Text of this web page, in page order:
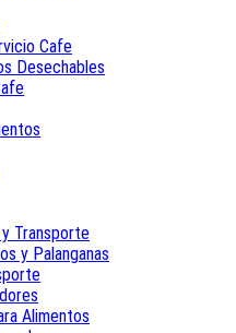
Cafe
Desechables
Transporte
y Palanganas
Alimentos